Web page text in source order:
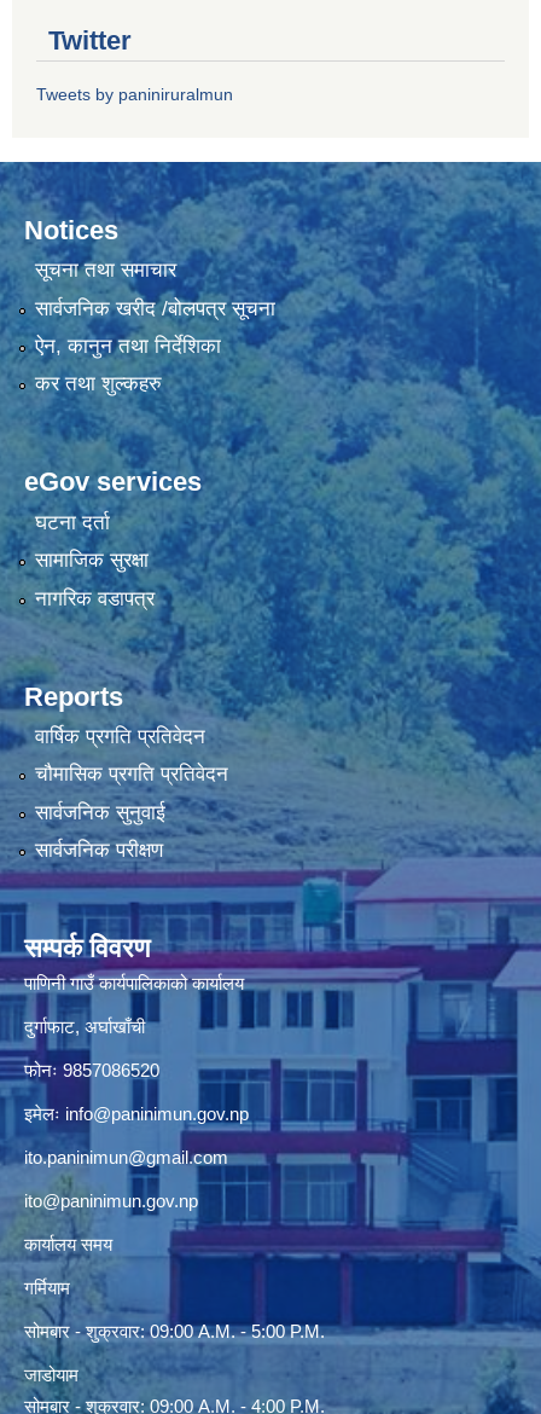
Twitter
Tweets by paniniruralmun
Notices
सूचना तथा समाचार
सार्वजनिक खरीद /बोलपत्र सूचना
ऐन, कानुन तथा निर्देशिका
कर तथा शुल्कहरु
eGov services
घटना दर्ता
सामाजिक सुरक्षा
नागरिक वडापत्र
Reports
वार्षिक प्रगति प्रतिवेदन
चौमासिक प्रगति प्रतिवेदन
सार्वजनिक सुनुवाई
सार्वजनिक परीक्षण
सम्पर्क विवरण
पाणिनी गाउँ कार्यपालिकाको कार्यालय
दुर्गाफाट, अर्घाखाँची
फोनः 9857086520
इमेलः info@paninimun.gov.np
ito.paninimun@gmail.com
ito@paninimun.gov.np
कार्यालय समय
गर्मियाम
सोमबार - शुक्रवार: 09:00 A.M. - 5:00 P.M.
जाडोयाम
सोमबार - शुक्रवार: 09:00 A.M. - 4:00 P.M.